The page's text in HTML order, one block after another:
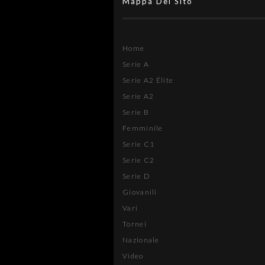
Home
Serie A
Serie A2 Élite
Serie A2
Serie B
Femminile
Serie C1
Serie C2
Serie D
Giovanili
Vari
Tornei
Nazionale
Video